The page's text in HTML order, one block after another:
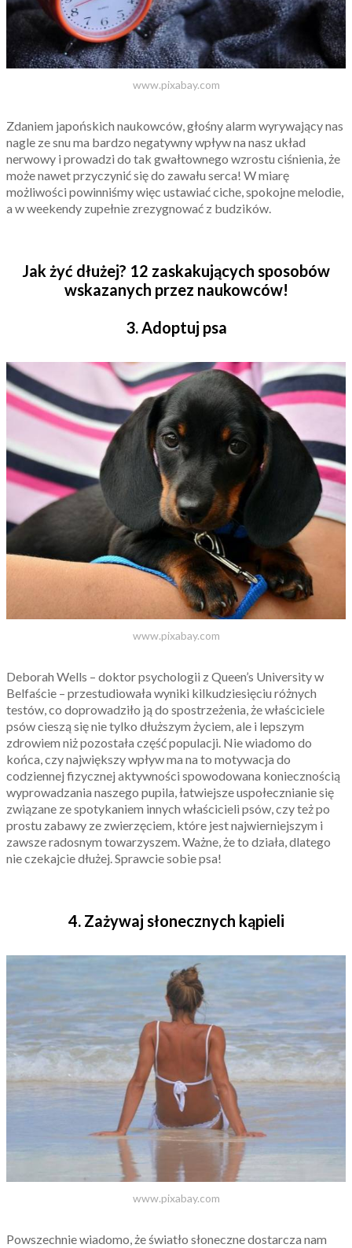
www.pixabay.com
Zdaniem japońskich naukowców, głośny alarm wyrywający nas
nagle ze snu ma bardzo negatywny wpływ na nasz układ
nerwowy i prowadzi do tak gwałtownego wzrostu ciśnienia, że
może nawet przyczynić się do zawału serca! W miarę
możliwości powinniśmy więc ustawiać ciche, spokojne melodie,
a w weekendy zupełnie zrezygnować z budzików.
Jak żyć dłużej? 12 zaskakujących sposobów
wskazanych przez naukowców!
3. Adoptuj psa
www.pixabay.com
Deborah Wells – doktor psychologii z Queen’s University w
Belfaście – przestudiowała wyniki kilkudziesięciu różnych
testów, co doprowadziło ją do spostrzeżenia, że właściciele
psów cieszą się nie tylko dłuższym życiem, ale i lepszym
zdrowiem niż pozostała część populacji. Nie wiadomo do
końca, czy największy wpływ ma na to motywacja do
codziennej fizycznej aktywności spowodowana koniecznością
wyprowadzania naszego pupila, łatwiejsze uspołecznianie się
związane ze spotykaniem innych właścicieli psów, czy też po
prostu zabawy ze zwierzęciem, które jest najwierniejszym i
zawsze radosnym towarzyszem. Ważne, że to działa, dlatego
nie czekajcie dłużej. Sprawcie sobie psa!
4. Zażywaj słonecznych kąpieli
www.pixabay.com
Powszechnie wiadomo, że światło słoneczne dostarcza nam